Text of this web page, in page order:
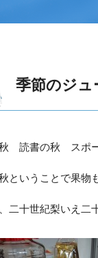
季節のジ
読書の秋 スポ
ということで果物
二十世紀梨いえ二